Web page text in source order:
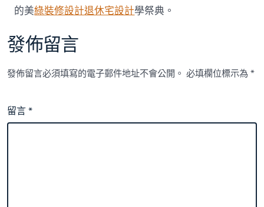
的美綠裝修設計退休宅設計學祭典。
發佈留言
發佈留言必須填寫的電子郵件地址不會公開。 必填欄位標示為*
留言*